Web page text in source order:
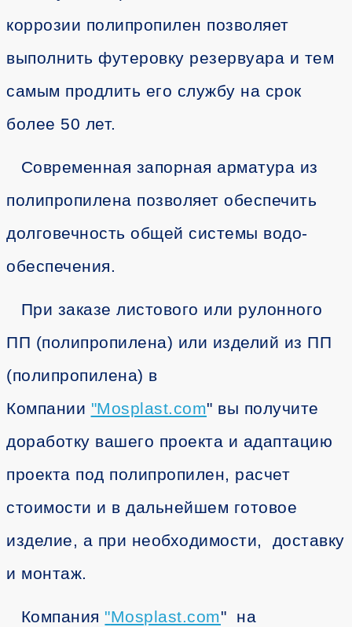
коррозии полипропилен позволяет
выполнить футеровку резервуара и тем
самым продлить его службу на срок
более 50 лет.
Современная запорная арматура из
полипропилена позволяет обеспечить
долговечность общей системы водо-
обеспечения.
При заказе листового или рулонного
ПП (полипропилена) или изделий из ПП
(полипропилена) в
Компании "Mosplast.com" вы получите
доработку вашего проекта и адаптацию
проекта под полипропилен, расчет
стоимости и в дальнейшем готовое
изделие, а при необходимости, доставку
и монтаж.
Компания "Mosplast.com" на